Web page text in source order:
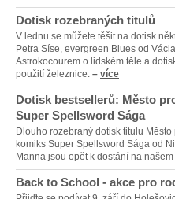
Dotisk rozebraných titulů
V lednu se můžete těšit na dotisk
Petra Síse, evergreen Blues od
Astrokocourem o lidském těle a
použití železnice. – více
Dotisk bestsellerů: Město
Super Spellsword Sága
Dlouho rozebraný dotisk titulu
komiks Super Spellsword Sága od
Manna jsou opět k dostání na
Back to School - akce pro